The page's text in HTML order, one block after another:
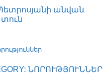
ՆՈՐՈՒԹՅՈՒՆՆԵՐ